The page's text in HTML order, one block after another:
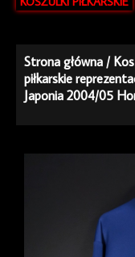
Strona główna /
piłkarskie
Japonia 2004/05